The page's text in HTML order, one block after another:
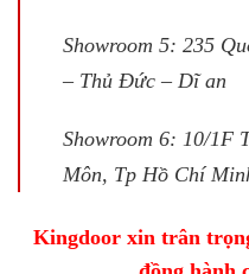
Showroom 5: 235
– Thủ Đức – Dĩ an
Showroom 6: 10/1F
Môn, Tp Hồ Chí
Kingdoor xin trân